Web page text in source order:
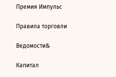
Премия Импульс
Правила торговли
Ведомости&
Капитал